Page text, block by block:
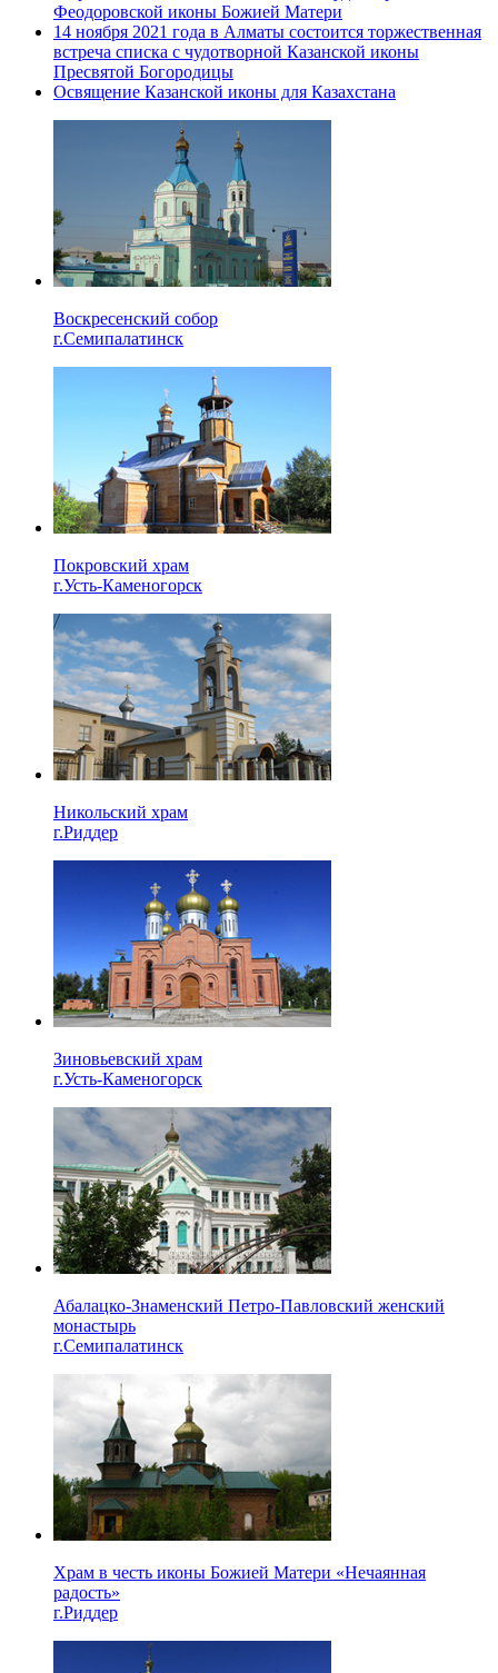
Феодоровской иконы Божией Матери
14 ноября 2021 года в Алматы состоится торжественная
встреча списка с чудотворной Казанской иконы
Пресвятой Богородицы
Освящение Казанской иконы для Казахстана
Воскресенский собор
г.Семипалатинск
Покровский храм
г.Усть-Каменогорск
Никольский храм
г.Риддер
Зиновьевский храм
г.Усть-Каменогорск
Абалацко-Знаменский Петро-Павловский женский
монастырь
г.Семипалатинск
Храм в честь иконы Божией Матери «Нечаянная
радость»
г.Риддер